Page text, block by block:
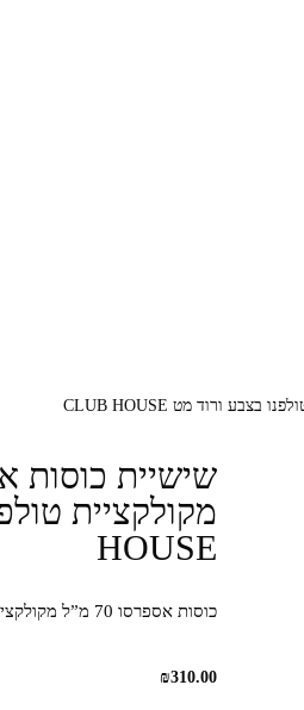
HOUSE
כוסות אספרסו 70 מ”ל מקולקציית טולפנו בגוון ורוד מט
₪310.00